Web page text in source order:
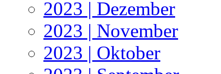
2023 | Dezember
2023 | November
2023 | Oktober